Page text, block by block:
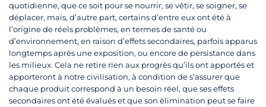
quotidienne, que ce soit pour se nourrir, se vêtir, se soigner, se
déplacer, mais, d’autre part, certains d’entre eux ont été à
l’origine de réels problèmes, en termes de santé ou
d’environnement, en raison d’effets secondaires, parfois apparus
longtemps après une exposition, ou encore de persistance dans
les milieux. Cela ne retire rien aux progrès qu’ils ont apportés et
apporteront à notre civilisation, à condition de s’assurer que
chaque produit correspond à un besoin réel, que ses effets
secondaires ont été évalués et que son élimination peut se faire